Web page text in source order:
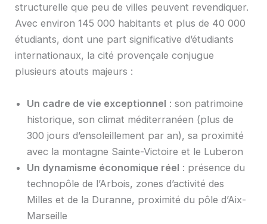
structurelle que peu de villes peuvent revendiquer.
Avec environ 145 000 habitants et plus de 40 000
étudiants, dont une part significative d’étudiants
internationaux, la cité provençale conjugue
plusieurs atouts majeurs :
Un cadre de vie exceptionnel : son patrimoine
historique, son climat méditerranéen (plus de
300 jours d’ensoleillement par an), sa proximité
avec la montagne Sainte-Victoire et le Luberon
Un dynamisme économique réel : présence du
technopôle de l’Arbois, zones d’activité des
Milles et de la Duranne, proximité du pôle d’Aix-
Marseille